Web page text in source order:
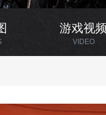
游戏视频
VIDEO